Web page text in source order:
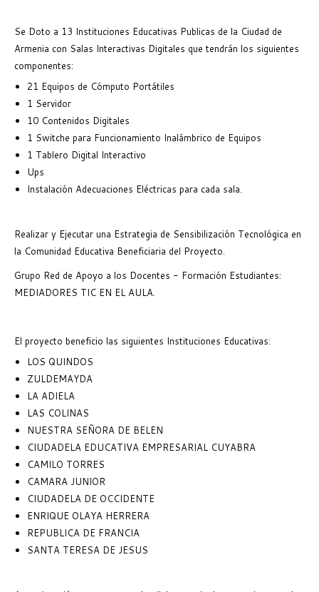
Se Doto a 13 Instituciones Educativas Publicas de la Ciudad de
Armenia con Salas Interactivas Digitales que tendrán los siguientes
componentes:
21 Equipos de Cómputo Portátiles
1 Servidor
10 Contenidos Digitales
1 Switche para Funcionamiento Inalámbrico de Equipos
1 Tablero Digital Interactivo
Ups
Instalación Adecuaciones Eléctricas para cada sala.
Realizar y Ejecutar una Estrategia de Sensibilización Tecnológica en
la Comunidad Educativa Beneficiaria del Proyecto.
Grupo Red de Apoyo a los Docentes - Formación Estudiantes:
MEDIADORES TIC EN EL AULA.
El proyecto beneficio las siguientes Instituciones Educativas:
LOS QUINDOS
ZULDEMAYDA
LA ADIELA
LAS COLINAS
NUESTRA SEÑORA DE BELEN
CIUDADELA EDUCATIVA EMPRESARIAL CUYABRA
CAMILO TORRES
CAMARA JUNIOR
CIUDADELA DE OCCIDENTE
ENRIQUE OLAYA HERRERA
REPUBLICA DE FRANCIA
SANTA TERESA DE JESUS